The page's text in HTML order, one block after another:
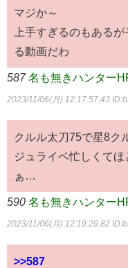
マジか～
上手すぎるのもある
る動画だわ
587 名も無きハンター
2023/11/06(月) 12:17:57.43
クルル太刀75で星8ク
ジュライベ忙しくて
ぁ…
590 名も無きハンター
2023/11/06(月) 12:19:29.82
>>587